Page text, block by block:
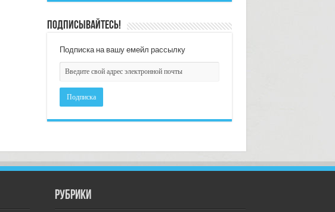
Подписывайтесь!
Подписка на вашу емейл рассылку
РУбрики